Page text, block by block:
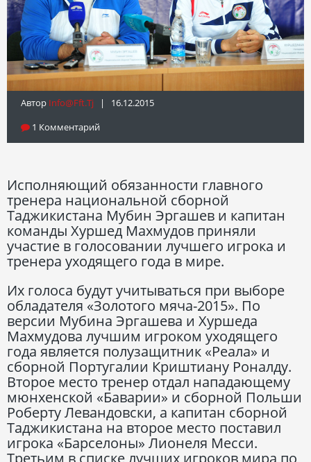
Автор Info@fft.tj | 16.12.2015
1 Комментарий
Исполняющий обязанности главного
тренера национальной сборной
Таджикистана Мубин Эргашев и капитан
команды Хуршед Махмудов приняли
участие в голосовании лучшего игрока и
тренера уходящего года в мире.
Их голоса будут учитываться при выборе
обладателя «Золотого мяча-2015». По
версии Мубина Эргашева и Хуршеда
Махмудова лучшим игроком уходящего
года является полузащитник «Реала» и
сборной Португалии Криштиану Роналду.
Второе место тренер отдал нападающему
мюнхенской «Баварии» и сборной Польши
Роберту Левандовски, а капитан сборной
Таджикистана на второе место поставил
игрока «Барселоны» Лионеля Месси.